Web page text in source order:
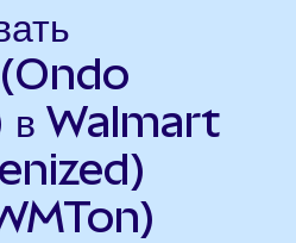
в Walmart